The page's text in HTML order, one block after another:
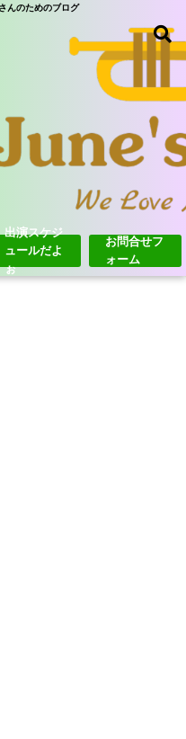
んのためのブログ
出演スケジ
ュールだよ
ぉ
お問合せフ
ォーム